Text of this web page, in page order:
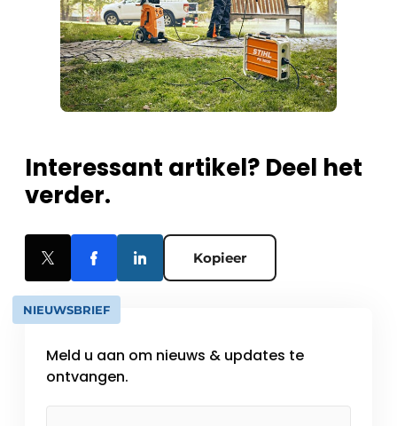
Interessant artikel? Deel het
verder.
Kopieer
NIEUWSBRIEF
Meld u aan om nieuws & updates te
ontvangen.